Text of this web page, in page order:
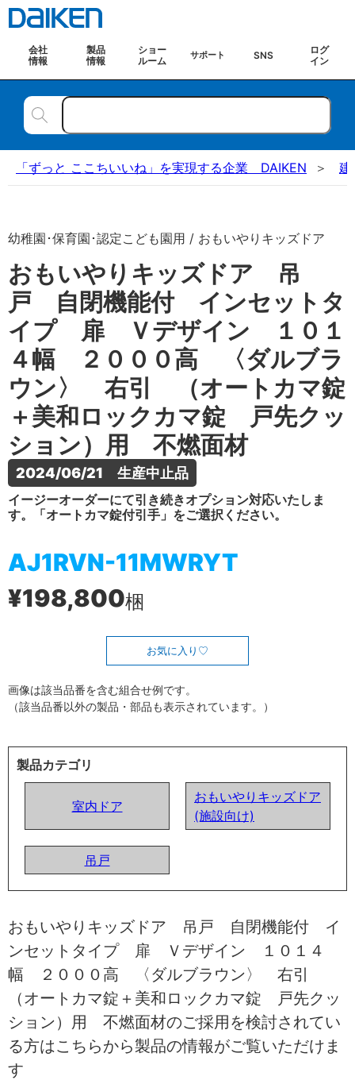
会社
情報
製品
情報
ショー
ルーム
サポート SNS
ログ
イン
「ずっと ここちいいね」を実現する企業 DAIKEN 建
幼稚園･保育園･認定こども園用 / おもいやりキッズドア
おもいやりキッズドア 吊
戸 自閉機能付 インセットタ
イプ 扉 Ｖデザイン １０１
４幅 ２０００高 〈ダルブラ
ウン〉 右引 （オートカマ錠
＋美和ロックカマ錠 戸先クッ
ション）用 不燃面材
2024/06/21　生産中止品
イージーオーダーにて引き続きオプション対応いたしま
す。「オートカマ錠付引手」をご選択ください。
AJ1RVN-11MWRYT
¥198,800梱
お気に入り
画像は該当品番を含む組合せ例です。
（該当品番以外の製品・部品も表示されています。）
製品カテゴリ
室内ドア
おもいやりキッズドア
(施設向け)
吊戸
おもいやりキッズドア 吊戸 自閉機能付 イ
ンセットタイプ 扉 Ｖデザイン １０１４
幅 ２０００高 〈ダルブラウン〉 右引
（オートカマ錠＋美和ロックカマ錠 戸先クッ
ション）用 不燃面材のご採用を検討されてい
る方はこちらから製品の情報がご覧いただけま
す